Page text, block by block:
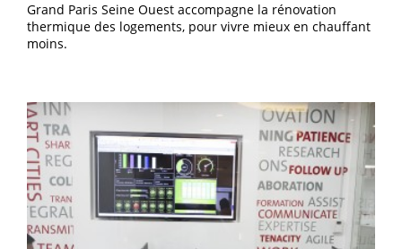
Grand Paris Seine Ouest accompagne la rénovation
thermique des logements, pour vivre mieux en chauffant
moins.